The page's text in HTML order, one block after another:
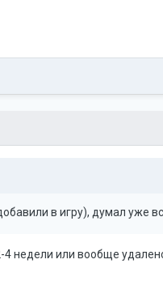
в игру), думал уже
недели или вообще